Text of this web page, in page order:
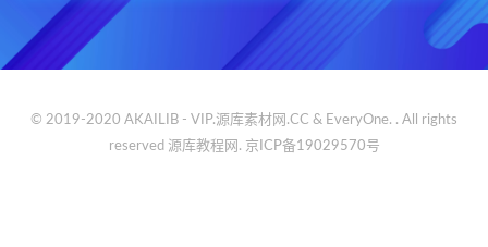
© 2019-2020 AKAILIB - VIP.源库素材网.CC & EveryOne. . All rights
reserved 源库教程网. 京ICP备19029570号